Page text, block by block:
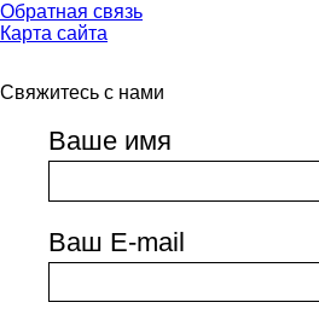
Обратная связь
Карта сайта
Свяжитесь с нами
Ваше имя
Ваш E-mail